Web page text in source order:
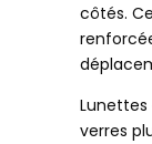
côtés.
verres